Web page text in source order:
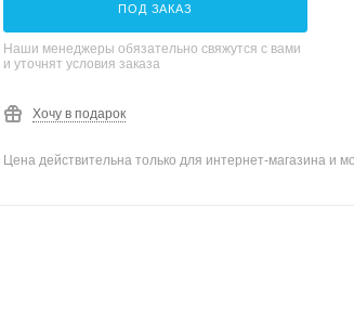
ПОД ЗАКАЗ
Наши менеджеры обязательно свяжутся с вами
и уточнят условия заказа
Хочу в подарок
Цена действительна только для интернет-магазина и